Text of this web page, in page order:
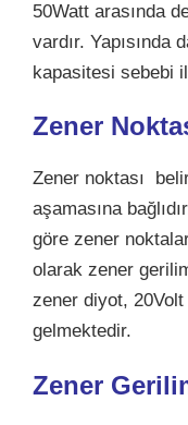
50Watt arasında
vardır. Yapısında
kapasitesi sebebi
Zener
Zener noktası
aşamasına
göre zener
olarak zener
zener diyot,
gelmektedir.
Zener